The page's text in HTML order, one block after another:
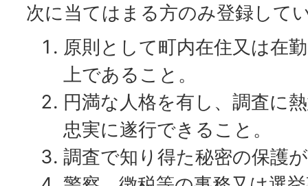
次に当てはまる方のみ登録して
原則として町内在住又は在
上であること。
円満な人格を有し、調査に
忠実に遂行できること。
調査で知り得た秘密の保護